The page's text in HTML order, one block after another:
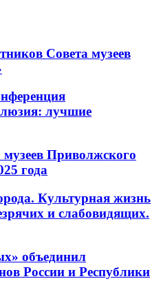
Совета музеев
лучшие
Приволжского
года
Культурная жизнь
и слабовидящих.
объединил
России и Республики